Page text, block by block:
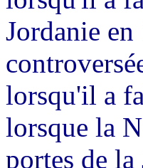
Jordanie
lorsqu'il a
lorsque la
portes de la